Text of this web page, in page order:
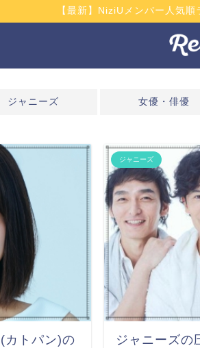
【最新】NiziUメンバー人気
ジャニーズ 女優・俳優
カトパン)の
ジャニーズ
ジャニーズの